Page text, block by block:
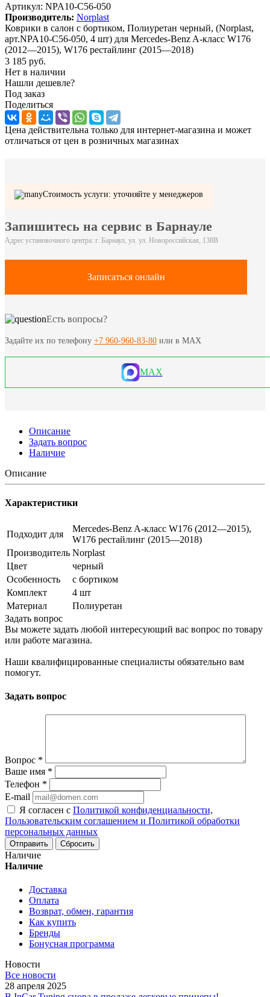
Артикул: NPA10-C56-050
Производитель: Norplast
Коврики в салон с бортиком, Полиуретан черный, (Norplast,
арт.NPA10-C56-050, 4 шт) для Mercedes-Benz A-класс W176
(2012—2015), W176 рестайлинг (2015—2018)
3 185 руб.
Нет в наличии
Нашли дешевле?
Под заказ
Поделиться
Цена действительна только для интернет-магазина и может
отличаться от цен в розничных магазинах
Стоимость услуги: уточняйте у менеджеров
Запишитесь на сервис в Барнауле
Адрес установочного центра: г. Барнаул, ул. ул. Новороссийская, 138В
Записаться онлайн
Есть вопросы?
Задайте их по телефону +7 960-960-83-80 или в MAX
MAX
Описание
Задать вопрос
Наличие
Описание
Характеристики
Подходит для
Mercedes-Benz A-класс W176 (2012—2015),
W176 рестайлинг (2015—2018)
Производитель Norplast
Цвет
черный
Особенность
с бортиком
Комплект
4 шт
Материал
Полиуретан
Задать вопрос
Вы можете задать любой интересующий вас вопрос по товару
или работе магазина.
Наши квалифицированные специалисты обязательно вам
помогут.
Задать вопрос
Вопрос *
Ваше имя *
Телефон *
E-mail
Я согласен с Политикой конфиденциальности,
Пользовательским соглашением и Политикой обработки
персональных данных
Сбросить
Наличие
Наличие
Доставка
Оплата
Возврат, обмен, гарантия
Как купить
Бренды
Бонусная программа
Новости
Все новости
28 апреля 2025